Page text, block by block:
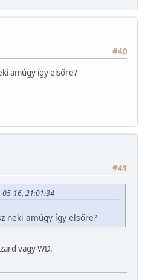
#40
amúgy így elsőre?
#41
16, 21:01:34
neki amúgy így elsőre?
vagy WD.